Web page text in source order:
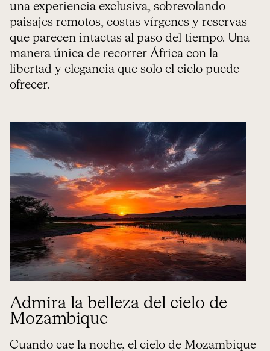
una experiencia exclusiva, sobrevolando
paisajes remotos, costas vírgenes y reservas
que parecen intactas al paso del tiempo. Una
manera única de recorrer África con la
libertad y elegancia que solo el cielo puede
ofrecer.
Admira la belleza del cielo de
Mozambique
Cuando cae la noche, el cielo de Mozambique